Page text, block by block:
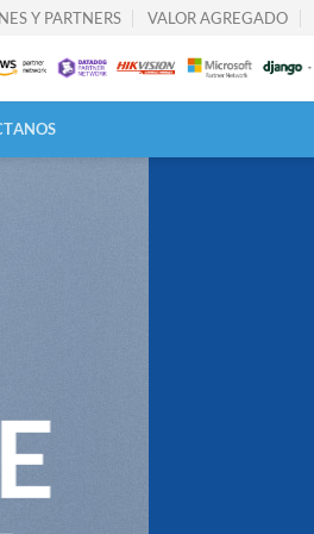
Y PARTNERS VALOR AGREGADO